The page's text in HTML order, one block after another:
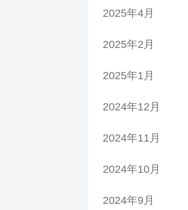
2025年4月
2025年2月
2025年1月
2024年12月
2024年11月
2024年10月
2024年9月